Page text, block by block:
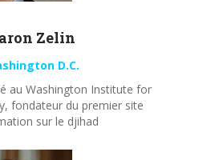
Zelin
D.C.
au Washington Institute for
fondateur du premier site
sur le djihad